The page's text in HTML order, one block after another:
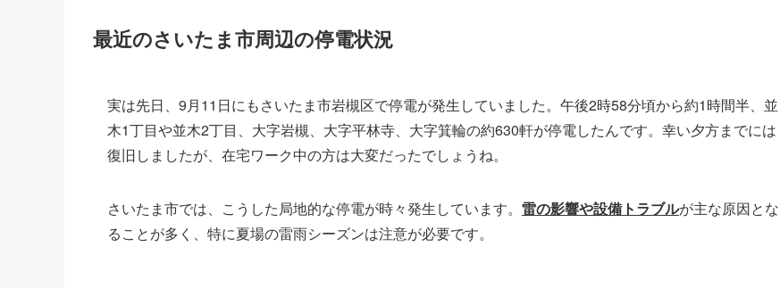
最近のさいたま市周辺の停電状況
実は先日、9月11日にもさいたま市岩槻区で停電が発生していました。午後2時58分頃から約1時間半、並
木1丁目や並木2丁目、大字岩槻、大字平林寺、大字箕輪の約630軒が停電したんです。幸い夕方までには
復旧しましたが、在宅ワーク中の方は大変だったでしょうね。
さいたま市では、こうした局地的な停電が時々発生しています。 雷の影響や設備トラブルが主な原因とな
ることが多く、特に夏場の雷雨シーズンは注意が必要です。